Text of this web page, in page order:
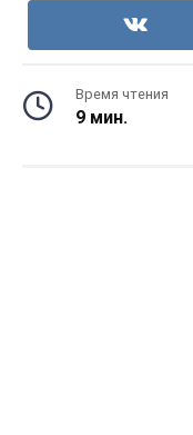
Время чтения
9 мин.